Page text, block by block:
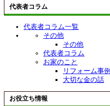
代表者コラム
代表者コラム一覧
その他
その他
代表者コラム
お家のこと
リフォーム事例
大切な金の話
お役立ち情報